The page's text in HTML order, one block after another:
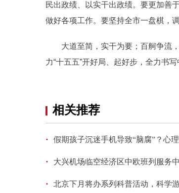
民出政绩、以实干出政绩。要更加善
做好各项工作。要坚持全市一盘棋，
大道至简，实干为要；百舸争流
力“十五五”开好局、起好步，全力书
相关推荐
· 假期孩子沉迷手机导致“脑腐”？心
· 大兴机场临空经济区中欧班列服务
· 北京下月将办系列科普活动，科学